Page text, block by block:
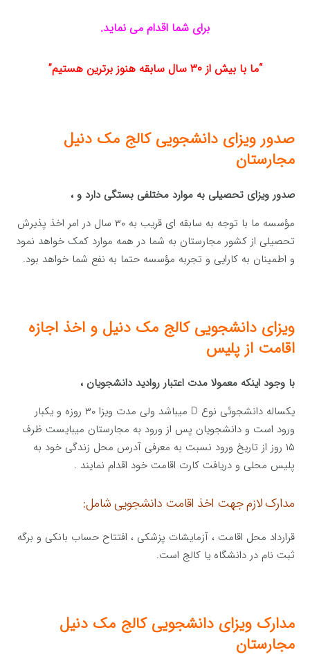
برای شما اقدام می نماید.
“ما با بیش از ۳۰ سال سابقه هنوز برترین هستیم”
صدور ویزایدانشجوییکالج مک دنیل
مجارستان
صدور ویزای تحصیلی به موارد مختلفی بستگی دارد و ،
مؤسسه ما با توجه به سابقه ای قریب به ۳۰ سال در امر اخذ پذیرش
تحصیلی از کشور مجارستان به شما در همه موارد کمک خواهد نمود
و اطمینان به کارایی و تجربه مؤسسه حتما به نفع شما خواهد بود.
ویزایدانشجوییکالج مک دنیل و اخذ اجازه
اقامت از پلیس
با وجود اینکه معمولا مدت اعتبار روادید دانشجویان ،
یکساله دانشجوئی نوع D میباشد ولی مدت ویزا ۳۰ روزه و یکبار
ورود است و دانشجویان پس از ورود به مجارستان میبایست ظرف
۱۵ روز از تاریخ ورود نسبت به معرفی آدرس محل زندگی خود به
پلیس محلی و دریافت کارت اقامت خود اقدام نمایند .
مدارک لازم جهت اخذ اقامت دانشجویی شامل:
قرارداد محل اقامت ، آزمایشات پزشکی ، افتتاح حساب بانکی و برگه
ثبت نام در دانشگاه یا کالج است.
مدارک ویزایدانشجوییکالج مک دنیل
مجارستان